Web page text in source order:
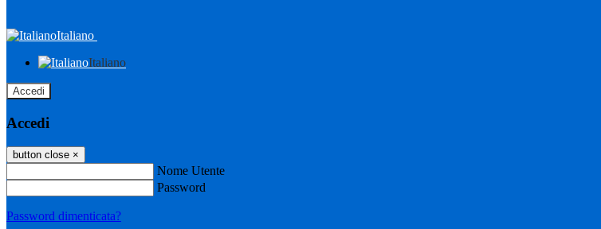
Italiano
Italiano
Accedi
Accedi
button close ×
Nome Utente
Password
Password dimenticata?